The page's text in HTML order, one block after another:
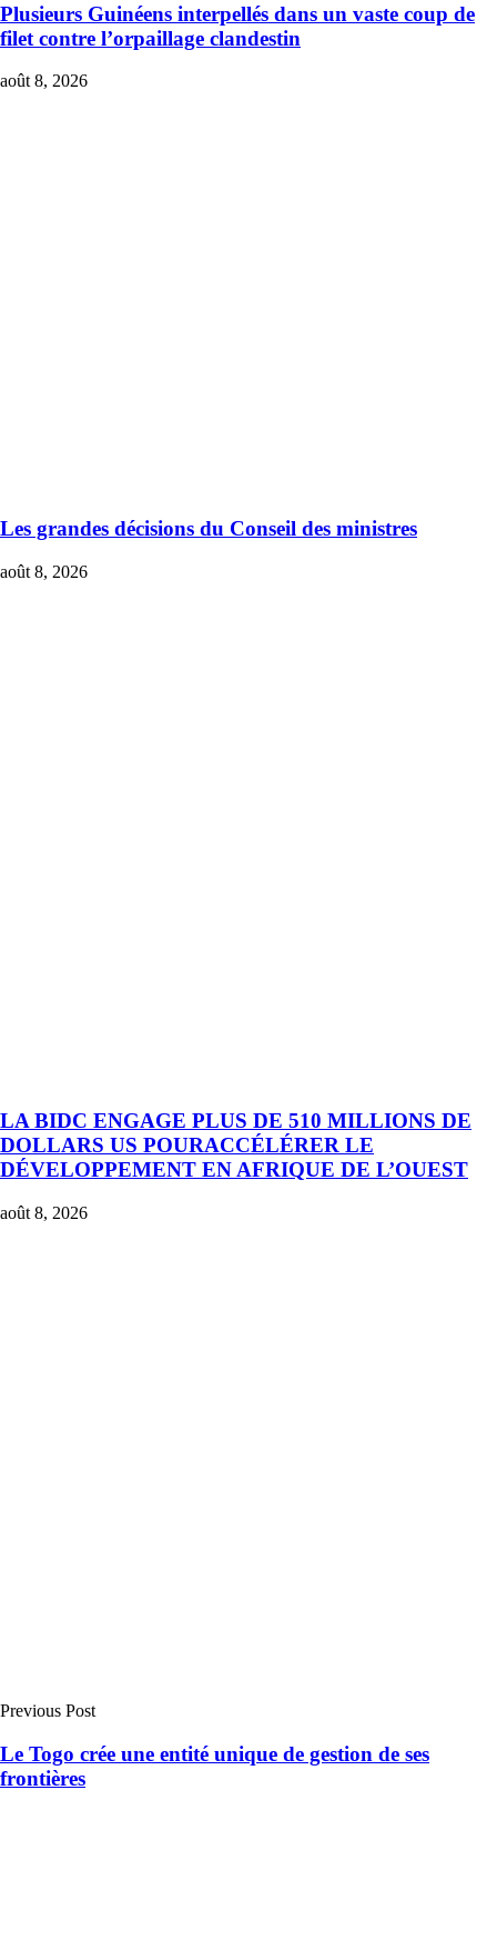
Plusieurs Guinéens interpellés dans un vaste coup de
filet contre l’orpaillage clandestin
août 8, 2026
Les grandes décisions du Conseil des ministres
août 8, 2026
LA BIDC ENGAGE PLUS DE 510 MILLIONS DE
DOLLARS US POURACCÉLÉRER LE
DÉVELOPPEMENT EN AFRIQUE DE L’OUEST
août 8, 2026
Previous Post
Le Togo crée une entité unique de gestion de ses
frontières